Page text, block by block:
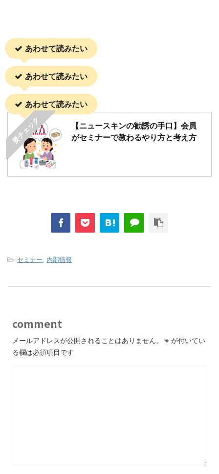
あわせて読みたい
あわせて読みたい
あわせて読みたい
要チェック
【ニュースキンの勧誘の手口】会員
がセミナーで教わるやり方と考え方
-セミナー 内部情報
comment
メールアドレスが公開されることはありません。 ※ が付いてい
る欄は必須項目です